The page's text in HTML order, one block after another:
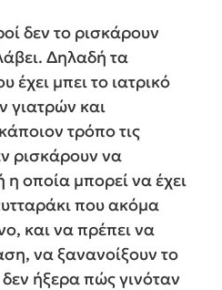
δεν το ρισκάρουν
Δηλαδή τα
έχει μπει το ιατρικό
γιατρών και
τρόπο τις
ρισκάρουν να
οποία μπορεί να έχει
που ακόμα
και να πρέπει να
να ξανανοίξουν το
δεν ήξερα πώς γινόταν